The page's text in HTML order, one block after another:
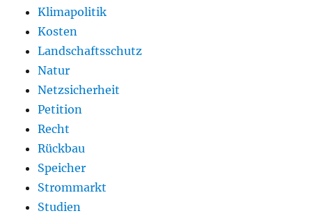
Klimapolitik
Kosten
Landschaftsschutz
Natur
Netzsicherheit
Petition
Recht
Rückbau
Speicher
Strommarkt
Studien